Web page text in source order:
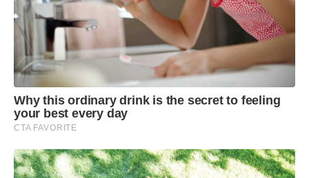
Why this ordinary drink is the secret to feeling
your best every day
CTA FAVORITE